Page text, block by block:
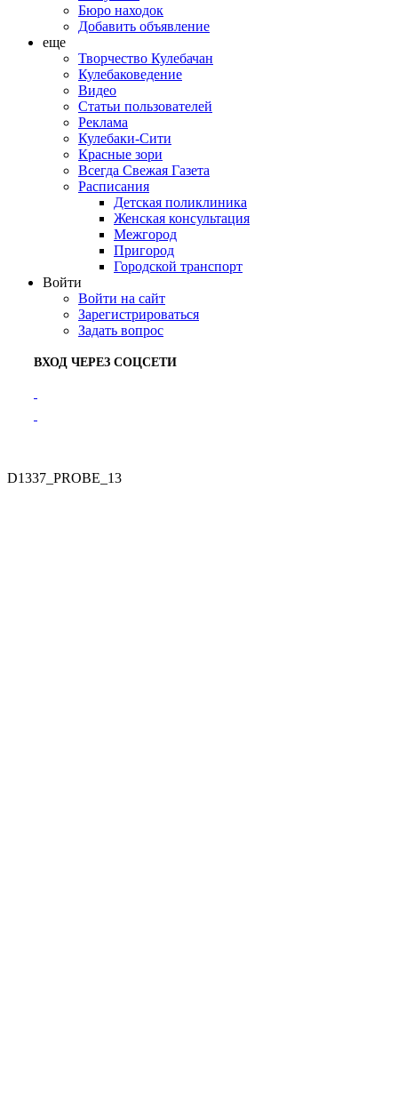
Бюро находок
Добавить объявление
еще
Творчество Кулебачан
Кулебаковедение
Видео
Статьи пользователей
Реклама
Кулебаки-Сити
Красные зори
Всегда Свежая Газета
Расписания
Детская поликлиника
Женская консультация
Межгород
Пригород
Городской транспорт
Войти
Войти на сайт
Зарегистрироваться
Задать вопрос
ВХОД ЧЕРЕЗ СОЦСЕТИ